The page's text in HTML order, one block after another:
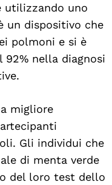
utilizzando uno
un dispositivo che
polmoni e si è
92% nella diagnosi
migliore
Gli individui che
di menta verde
del loro test dello